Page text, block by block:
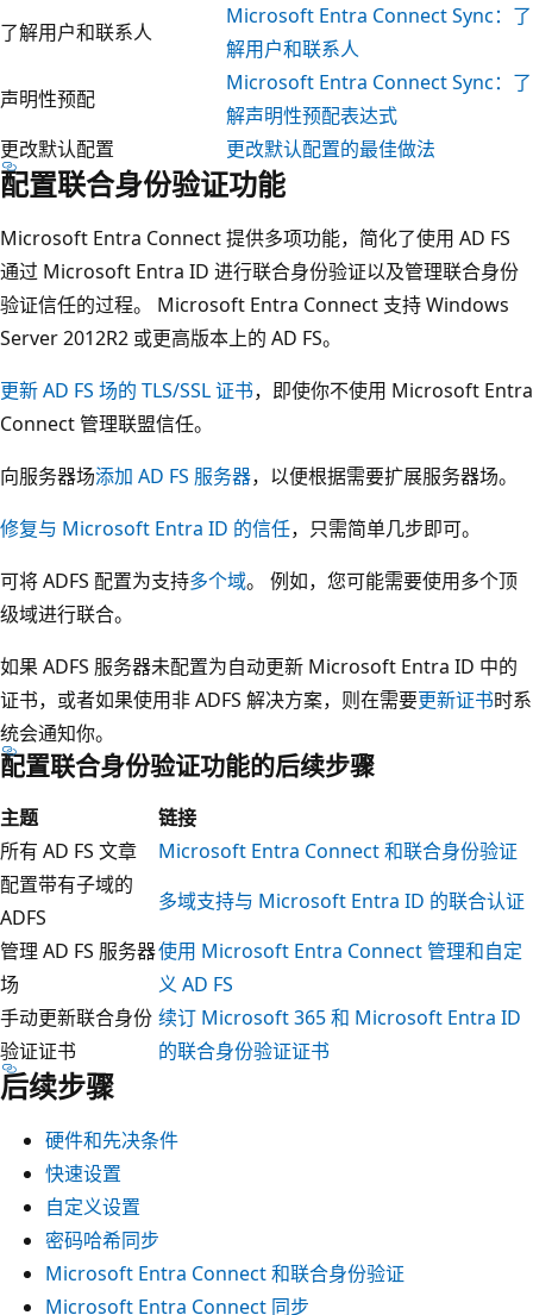
了解用户和联系人
Microsoft Entra Connect Sync：了
解用户和联系人
声明性预配
Microsoft Entra Connect Sync：了
解声明性预配表达式
更改默认配置
更改默认配置的最佳做法
配置联合身份验证功能
Microsoft Entra Connect 提供多项功能，简化了使用 AD FS
通过 Microsoft Entra ID 进行联合身份验证以及管理联合身份
验证信任的过程。 Microsoft Entra Connect 支持 Windows
Server 2012R2 或更高版本上的 AD FS。
更新 AD FS 场的 TLS/SSL 证书，即使你不使用 Microsoft Entra
Connect 管理联盟信任。
向服务器场添加 AD FS 服务器，以便根据需要扩展服务器场。
修复与 Microsoft Entra ID 的信任，只需简单几步即可。
可将 ADFS 配置为支持多个域。 例如，您可能需要使用多个顶
级域进行联合。
如果 ADFS 服务器未配置为自动更新 Microsoft Entra ID 中的
证书，或者如果使用非 ADFS 解决方案，则在需要更新证书时系
统会通知你。
配置联合身份验证功能的后续步骤
主题
链接
所有 AD FS 文章
Microsoft Entra Connect 和联合身份验证
配置带有子域的
ADFS
多域支持与 Microsoft Entra ID 的联合认证
管理 AD FS 服务器
场
使用 Microsoft Entra Connect 管理和自定
义 AD FS
手动更新联合身份
验证证书
续订 Microsoft 365 和 Microsoft Entra ID
的联合身份验证证书
后续步骤
硬件和先决条件
快速设置
自定义设置
密码哈希同步
Microsoft Entra Connect 和联合身份验证
Microsoft Entra Connect 同步